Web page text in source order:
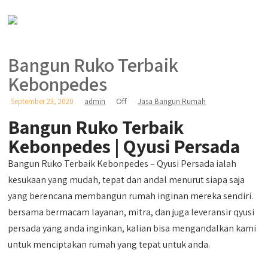
Bangun Ruko Terbaik
Kebonpedes
September 23, 2020 admin Off Jasa Bangun Rumah
Bangun Ruko Terbaik
Kebonpedes | Qyusi Persada
Bangun Ruko Terbaik Kebonpedes – Qyusi Persada ialah
kesukaan yang mudah, tepat dan andal menurut siapa saja
yang berencana membangun rumah inginan mereka sendiri.
bersama bermacam layanan, mitra, dan juga leveransir qyusi
persada yang anda inginkan, kalian bisa mengandalkan kami
untuk menciptakan rumah yang tepat untuk anda.